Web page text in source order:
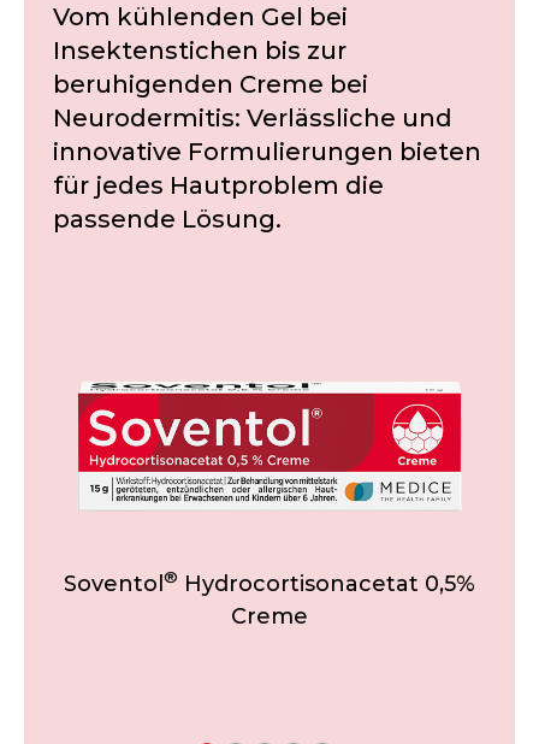
Vom kühlenden Gel bei
Insektenstichen bis zur
beruhigenden Creme bei
Neurodermitis: Verlässliche und
innovative Formulierungen bieten
für jedes Hautproblem die
passende Lösung.
Soventol ® Hydrocortisonacetat 0,5%
Creme